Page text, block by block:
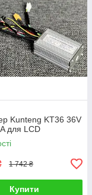
Kunteng KT36 36V
для LCD
1 742 ₴
Купити